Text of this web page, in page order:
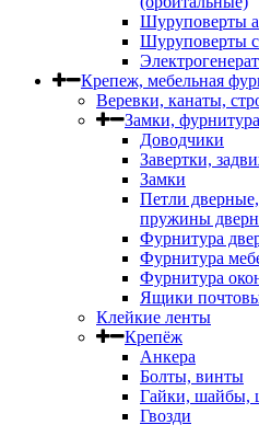
Шуруповерты
Шуруповерты
Крепеж, мебельная
Веревки, канаты,
Замки, фурнитура
Доводчики
Завертки,
Замки
Петли
пружины
Фурнитура
Фурнитура
Фурнитура
Ящики
Клейкие ленты
Крепёж
Анкера
Болты, винты
Гайки, шайбы,
Гвозди